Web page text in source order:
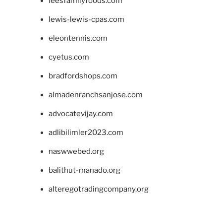
lewis-lewis-cpas.com
eleontennis.com
cyetus.com
bradfordshops.com
almadenranchsanjose.com
advocatevijay.com
adlibilimler2023.com
naswwebed.org
balithut-manado.org
alteregotradingcompany.org